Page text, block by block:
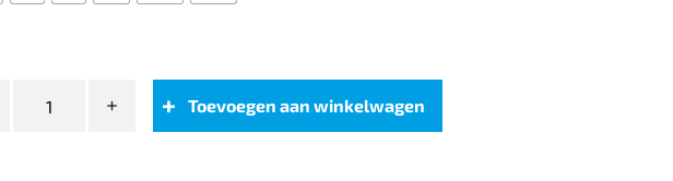
wear
Toevoegen aan winkelwagen